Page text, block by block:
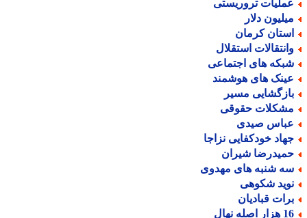
تروریستی
دلار
کرمان
استقلال
های اجتماعی
های هوشمند
مسیر
حقوقی
صیدی
خودکفایی نزاجا
شیران
شنبه های مهدوی
شکوهی
قبادیان
نهال